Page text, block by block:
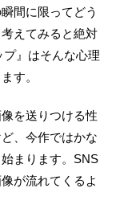
間に限ってどう
えてみると絶対
』はそんな心理
す。
を送りつける性
、今作ではかな
まります。SNS
が流れてくるよ